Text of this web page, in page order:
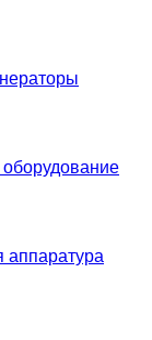
аппаратура